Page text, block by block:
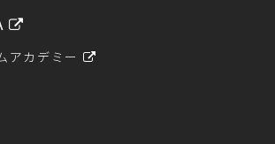
アカデミー